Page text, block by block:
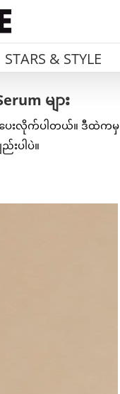
STARS & STYLE
များ
ပေးလိုက်ပါတယ်။ ဒီထဲကမှ
ပါပဲ။